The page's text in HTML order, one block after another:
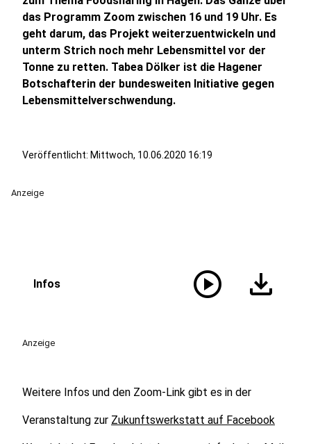
das Programm Zoom zwischen 16 und 19 Uhr. Es
geht darum, das Projekt weiterzuentwickeln und
unterm Strich noch mehr Lebensmittel vor der
Tonne zu retten. Tabea Dölker ist die Hagener
Botschafterin der bundesweiten Initiative gegen
Lebensmittelverschwendung.
Veröffentlicht: Mittwoch, 10.06.2020 16:19
Anzeige
Infos play_circle download
Anzeige
Weitere Infos und den Zoom-Link gibt es in der
Veranstaltung zur Zukunftswerkstatt auf Facebook